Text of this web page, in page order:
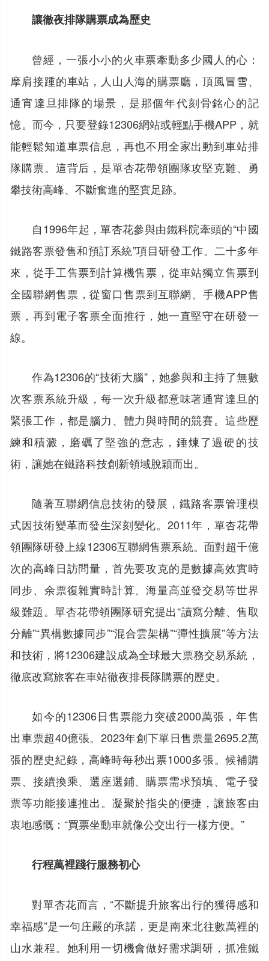
讓徹夜排隊購票成為歷史
曾經，一張小小的火車票牽動多少國人的心：
摩肩接踵的車站，人山人海的購票廳，頂風冒雪、
通宵達旦排隊的場景，是那個年代刻骨銘心的記
憶。而今，只要登錄12306網站或輕點手機APP，就
能輕鬆知道車票信息，再也不用全家出動到車站排
隊購票。這背后，是單杏花帶領團隊攻堅克難、勇
攀技術高峰、不斷奮進的堅實足跡。
自1996年起，單杏花參與由鐵科院牽頭的“中國
鐵路客票發售和預訂系統”項目研發工作。二十多年
來，從手工售票到計算機售票，從車站獨立售票到
全國聯網售票，從窗口售票到互聯網、手機APP售
票，再到電子客票全面推行，她一直堅守在研發一
線。
作為12306的“技術大腦”，她參與和主持了無數
次客票系統升級，每一次升級都意味著通宵達旦的
緊張工作，都是腦力、體力與時間的競賽。這些歷
練和積澱，磨礪了堅強的意志，錘煉了過硬的技
術，讓她在鐵路科技創新領域脫穎而出。
隨著互聯網信息技術的發展，鐵路客票管理模
式因技術變革而發生深刻變化。2011年，單杏花帶
領團隊研發上線12306互聯網售票系統。面對超千億
次的高峰日訪問量，首先要攻克的是數據高效實時
同步、余票復雜實時計算、海量高並發交易等世界
級難題。單杏花帶領團隊研究提出“讀寫分離、售取
分離”“異構數據同步”“混合雲架構”“彈性擴展”等方法
和技術，將12306建設成為全球最大票務交易系統，
徹底改寫旅客在車站徹夜排長隊購票的歷史。
如今的12306日售票能力突破2000萬張，年售
出車票超40億張。2023年創下單日售票量2695.2萬
張的歷史紀錄，高峰時每秒出票1000多張。候補購
票、接續換乘、選座選鋪、購票需求預填、電子發
票等功能接連推出。凝聚於指尖的便捷，讓旅客由
衷地感慨：“買票坐動車就像公交出行一樣方便。”
行程萬裡踐行服務初心
對單杏花而言，“不斷提升旅客出行的獲得感和
幸福感”是一句庄嚴的承諾，更是南來北往數萬裡的
山水兼程。她利用一切機會做好需求調研，抓准鐵